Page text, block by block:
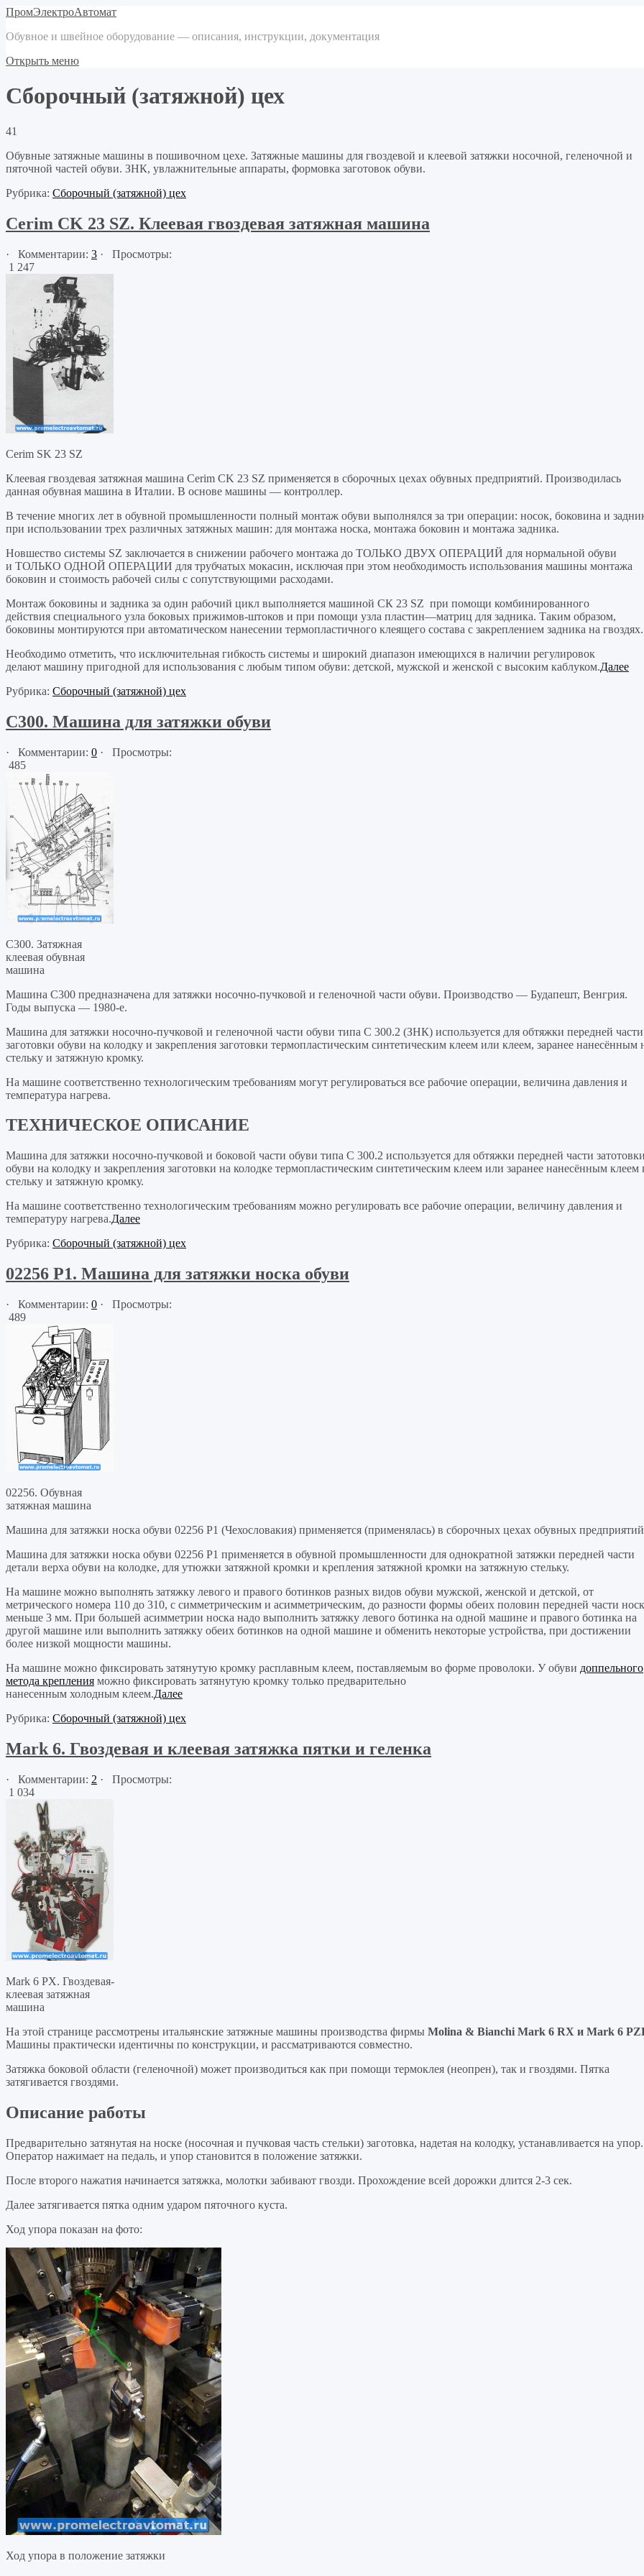
ПромЭлектроАвтомат
Обувное и швейное оборудование — описания, инструкции, документация
Открыть меню
Сборочный (затяжной) цех
41
Обувные затяжные машины в пошивочном цехе. Затяжные машины для гвоздевой и клеевой затяжки носочной, геленочной и
пяточной частей обуви. ЗНК, увлажнительные аппараты, формовка заготовок обуви.
Рубрика: Сборочный (затяжной) цех
Cerim CK 23 SZ. Клеевая гвоздевая затяжная машина
· Комментарии: 3 · Просмотры:
1 247
Cerim SK 23 SZ
Клеевая гвоздевая затяжная машина Cerim CK 23 SZ применяется в сборочных цехах обувных предприятий. Производилась
данная обувная машина в Италии. В основе машины — контроллер.
В течение многих лет в обувной промышленности полный монтаж обуви выполнялся за три операции: носок, боковина и
при использовании трех различных затяжных машин: для монтажа носка, монтажа боковин и монтажа задника.
Новшество системы SZ заключается в снижении рабочего монтажа до ТОЛЬКО ДВУХ ОПЕРАЦИЙ для нормальной обуви
и ТОЛЬКО ОДНОЙ ОПЕРАЦИИ для трубчатых мокасин, исключая при этом необходимость использования машины монтажа
боковин и стоимость рабочей силы с сопутствующими расходами.
Монтаж боковины и задника за один рабочий цикл выполняется машиной СК 23 SZ при помощи комбинированного
действия специального узла боковых прижимов-штоков и при помощи узла пластин—матриц для задника. Таким образом,
боковины монтируются при автоматическом нанесении термопластичного клеящего состава с закреплением задника на гвоздях.
Необходимо отметить, что исключительная гибкость системы и широкий диапазон имеющихся в наличии регулировок
делают машину пригодной для использования с любым типом обуви: детской, мужской и женской с высоким каблуком.Далее
Рубрика: Сборочный (затяжной) цех
С300. Машина для затяжки обуви
· Комментарии: 0 · Просмотры:
485
С300. Затяжная
клеевая обувная
машина
Машина С300 предназначена для затяжки носочно-пучковой и геленочной части обуви. Производство — Будапешт, Венгрия.
Годы выпуска — 1980-е.
Машина для затяжки носочно-пучковой и геленочной части обуви типа С 300.2 (ЗНК) используется для обтяжки передней части
заготовки обуви на колодку и закрепления заготовки термопластическим синтетическим клеем или клеем, заранее нанесённым
стельку и затяжную кромку.
На машине соответственно технологическим требованиям могут регулироваться все рабочие операции, величина давления и
температура нагрева.
ТЕХНИЧЕСКОЕ ОПИСАНИЕ
Машина для затяжки носочно-пучковой и боковой части обуви типа С 300.2 используется для обтяжки передней части
обуви на колодку и закрепления заготовки на колодке термопластическим синтетическим клеем или заранее нанесённым клеем
стельку и затяжную кромку.
На машине соответственно технологическим требованиям можно регулировать все рабочие операции, величину давления и
температуру нагрева.Далее
Рубрика: Сборочный (затяжной) цех
02256 P1. Машина для затяжки носка обуви
· Комментарии: 0 · Просмотры:
489
02256. Обувная
затяжная машина
Машина для затяжки носка обуви 02256 P1 (Чехословакия) применяется (применялась) в сборочных цехах обувных
Машина для затяжки носка обуви 02256 P1 применяется в обувной промышленности для однократной затяжки передней части
детали верха обуви на колодке, для утюжки затяжной кромки и крепления затяжной кромки на затяжную стельку.
На машине можно выполнять затяжку левого и правого ботинков разных видов обуви мужской, женской и детской, от
метрического номера 110 до 310, с симметрическим и асимметрическим, до разности формы обеих половин передней части
меньше 3 мм. При большей асимметрии носка надо выполнить затяжку левого ботинка на одной машине и правого ботинка на
другой машине или выполнить затяжку обеих ботинков на одной машине и обменить некоторые устройства, при достижении
более низкой мощности машины.
На машине можно фиксировать затянутую кромку расплавным клеем, поставляемым во форме проволоки. У обуви доппельного
метода крепления можно фиксировать затянутую кромку только предварительно
нанесенным холодным клеем.Далее
Рубрика: Сборочный (затяжной) цех
Mark 6. Гвоздевая и клеевая затяжка пятки и геленка
· Комментарии: 2 · Просмотры:
1 034
Mark 6 PX. Гвоздевая-
клеевая затяжная
машина
На этой странице рассмотрены итальянские затяжные машины производства фирмы Molina & Bianchi Mark 6 RX и Mark 6
Машины практически идентичны по конструкции, и рассматриваются совместно.
Затяжка боковой области (геленочной) может производиться как при помощи термоклея (неопрен), так и гвоздями. Пятка
затягивается гвоздями.
Описание работы
Предварительно затянутая на носке (носочная и пучковая часть стельки) заготовка, надетая на колодку, устанавливается на упор.
Оператор нажимает на педаль, и упор становится в положение затяжки.
После второго нажатия начинается затяжка, молотки забивают гвозди. Прохождение всей дорожки длится 2-3 сек.
Далее затягивается пятка одним ударом пяточного куста.
Ход упора показан на фото:
Ход упора в положение затяжки